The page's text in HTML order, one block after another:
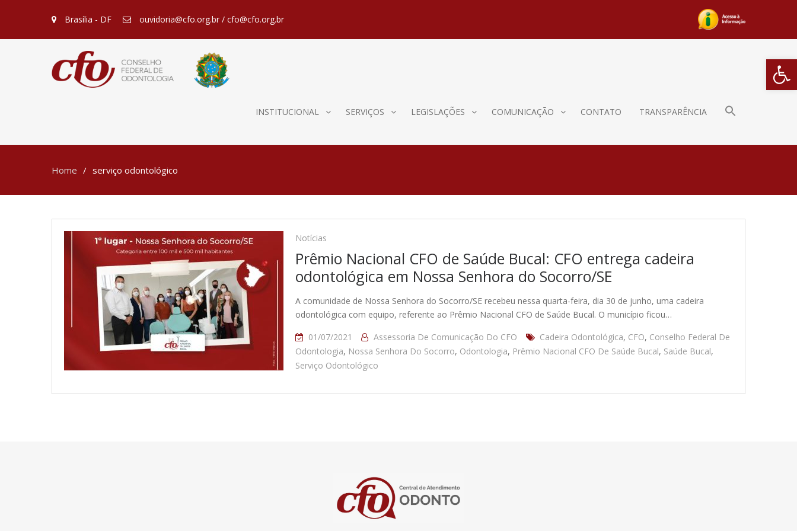
Barra de
Brasília - DF ouvidoria@cfo.org.br / cfo@cfo.org.br
INSTITUCIONAL SERVIÇOS LEGISLAÇÕES COMUNICAÇÃO CONTATO TRANSPARÊNCIA
Home serviço odontológico
Notícias
Prêmio Nacional CFO de Saúde Bucal: CFO entrega cadeira
odontológica em Nossa Senhora do Socorro/SE
A comunidade de Nossa Senhora do Socorro/SE recebeu nessa quarta-feira, dia 30 de junho, uma cadeira
odontológica com equipo, referente ao Prêmio Nacional CFO de Saúde Bucal. O município ficou…
01/07/2021
Assessoria De Comunicação Do CFO Cadeira Odontológica, CFO, Conselho Federal De
Odontologia, Nossa Senhora Do Socorro, Odontologia, Prêmio Nacional CFO De Saúde Bucal, Saúde Bucal,
Serviço Odontológico